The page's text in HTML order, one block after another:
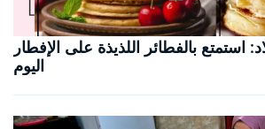
استمتع بالفطائر اللذيذة على الإفطار
اليوم